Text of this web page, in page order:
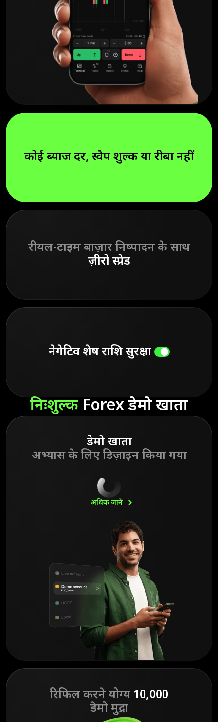
कोई ब्याज दरें, स्वैप शुल्क या रीबा नहीं
रीयल-टाइम बाज़ार निष्पादन के साथ
ज़ीरो स्प्रेड
नेगेटिव शेष राशि सुरक्षा
निःशुल्क Forex डेमो खाता
डेमो खाता
अभ्यास के लिए डिज़ाइन किया गया
अधिक जानें
रिफिल करने योग्य 10,000
डेमो मुद्रा